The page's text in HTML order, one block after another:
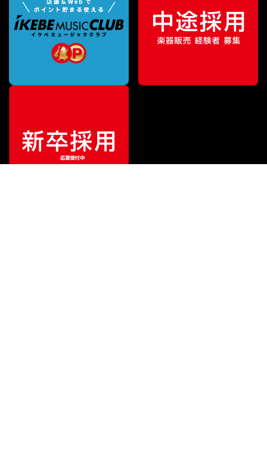
販売価格 169,125（税込）
¥148,000（税込）